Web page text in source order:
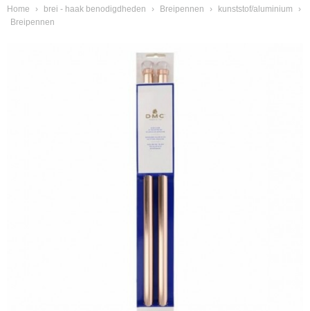
Home › brei - haak benodigdheden › Breipennen › kunststof/aluminium
›
Breipennen